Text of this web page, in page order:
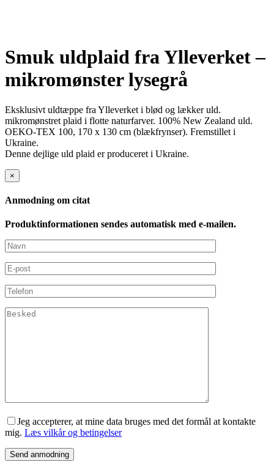
Smuk uldplaid fra Ylleverket –
mikromønster lysegrå
Eksklusivt uldtæppe fra Ylleverket i blød og lækker uld.
mikromønstret plaid i flotte naturfarver. 100% New Zealand uld.
OEKO-TEX 100, 170 x 130 cm (blækfrynser). Fremstillet i
Ukraine.
Denne dejlige uld plaid er produceret i Ukraine.
×
Anmodning om citat
Produktinformationen sendes automatisk med e-mailen.
Jeg accepterer, at mine data bruges med det formål at kontakte
mig. Læs vilkår og betingelser